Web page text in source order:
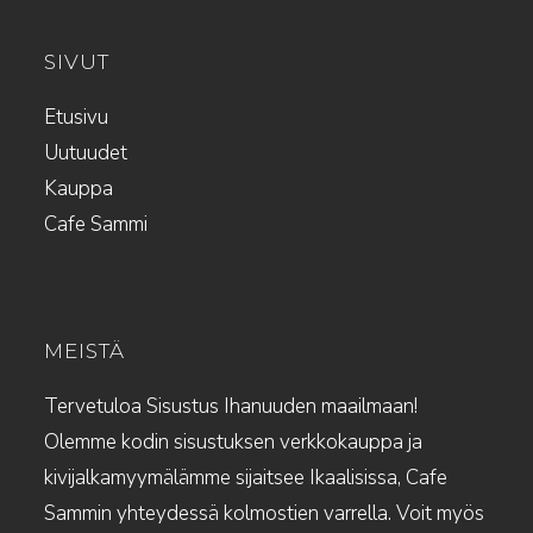
SIVUT
Etusivu
Uutuudet
Kauppa
Cafe Sammi
MEISTÄ
Tervetuloa Sisustus Ihanuuden maailmaan!
Olemme kodin sisustuksen verkkokauppa ja
kivijalkamyymälämme sijaitsee Ikaalisissa, Cafe
Sammin yhteydessä kolmostien varrella. Voit myös